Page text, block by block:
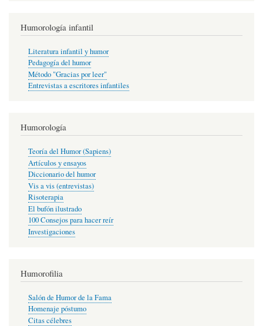
Humorología infantil
Literatura infantil y humor
Pedagogía del humor
Método "Gracias por leer"
Entrevistas a escritores infantiles
Humorología
Teoría del Humor (Sapiens)
Artículos y ensayos
Diccionario del humor
Vis a vis (entrevistas)
Risoterapia
El bufón ilustrado
100 Consejos para hacer reír
Investigaciones
Humorofilia
Salón de Humor de la Fama
Homenaje póstumo
Citas célebres